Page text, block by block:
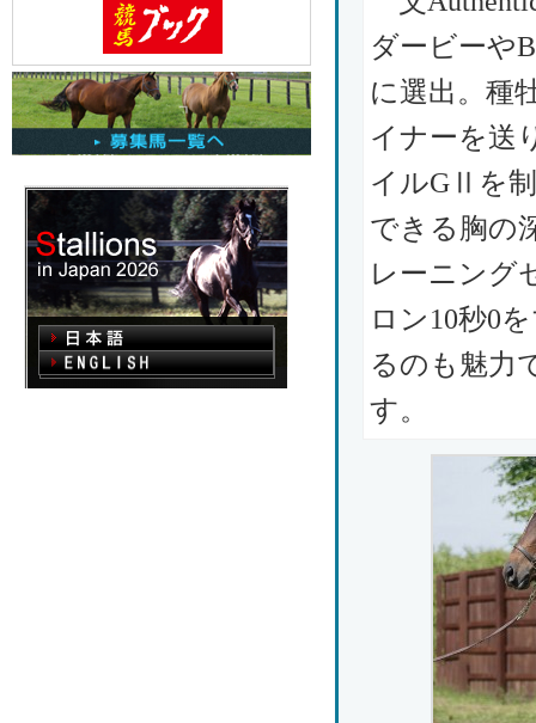
ダービーや
に選出。種
イナーを送
イルGⅡを
できる胸の
レーニング
ロン10秒0
るのも魅力
す。